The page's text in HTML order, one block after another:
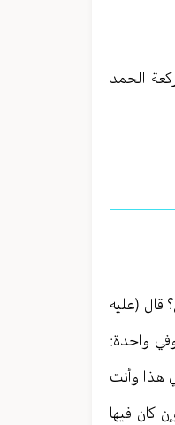
الحمد
قال (عليه
واحدة:
هذا وأنت
كان فيها